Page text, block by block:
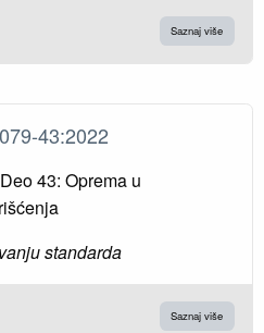
Saznaj više
43:2022
43: Oprema u
standarda
Saznaj više